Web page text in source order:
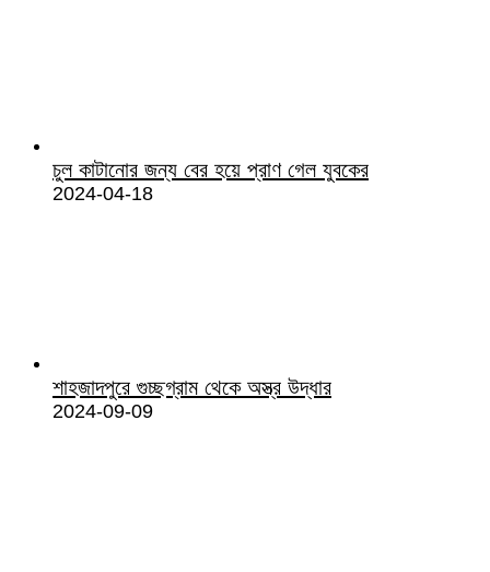
চুল কাটানোর জন্য বের হয়ে প্রাণ গেল যুবকের
2024-04-18
শাহজাদপুরে গুচ্ছগ্রাম থেকে অস্ত্র উদ্ধার
2024-09-09